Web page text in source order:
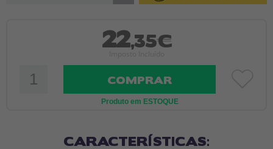
22,35€
COMPRAR
Produto em ESTOQUE
CARACTERÍSTICAS: